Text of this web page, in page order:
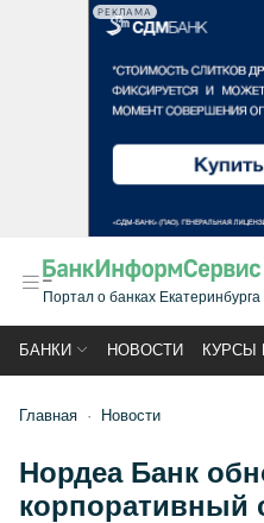
РЕКЛАМА
Портал о банках Екатеринбурга
БАНКИ НОВОСТИ КУРСЫ
Главная Новости
Нордеа Банк
корпоративный